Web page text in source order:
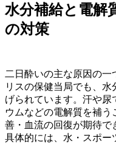
水分補給と電解
の対策
二日酔いの主な原因の
リスの保健当局でも、
げられています。汗や尿
ウムなどの電解質を補
善・血流の回復が期待で
具体的には、水・スポー